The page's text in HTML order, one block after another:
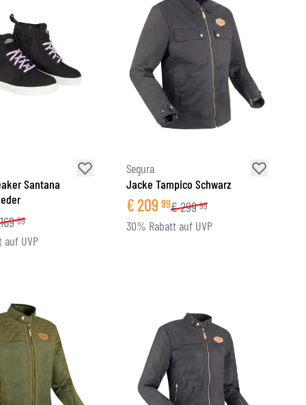
Santana
169 99
auf UVP
Segura
Jacke Tampico Schwarz
€209 99€299 99
30% Rabatt auf UVP